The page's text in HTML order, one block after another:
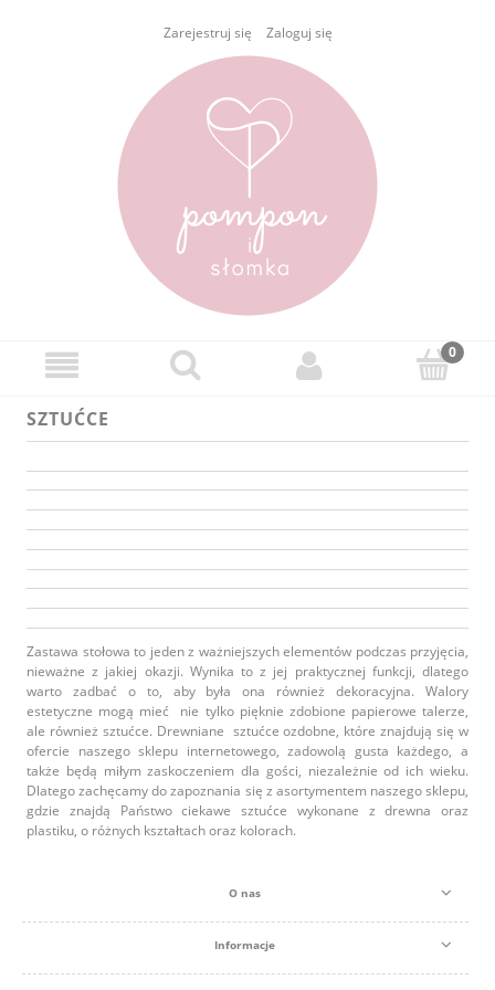
Zarejestruj się Zaloguj się
SZTUĆCE
Zastawa stołowa to jeden z ważniejszych elementów podczas przyjęcia,
nieważne z jakiej okazji. Wynika to z jej praktycznej funkcji, dlatego
warto zadbać o to, aby była ona również dekoracyjna. Walory
estetyczne mogą mieć nie tylko pięknie zdobione papierowe talerze,
ale również sztućce. Drewniane sztućce ozdobne, które znajdują się w
ofercie naszego sklepu internetowego, zadowolą gusta każdego, a
także będą miłym zaskoczeniem dla gości, niezależnie od ich wieku.
Dlatego zachęcamy do zapoznania się z asortymentem naszego sklepu,
gdzie znajdą Państwo ciekawe sztućce wykonane z drewna oraz
plastiku, o różnych kształtach oraz kolorach.
O nas
Informacje